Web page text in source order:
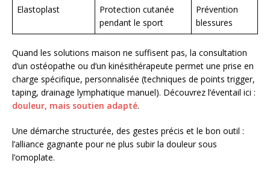
Elastoplast
Protection cutanée
pendant le sport
Prévention
blessures
Quand les solutions maison ne suffisent pas, la consultation
d’un ostéopathe ou d’un kinésithérapeute permet une prise en
charge spécifique, personnalisée (techniques de points trigger,
taping, drainage lymphatique manuel). Découvrez l’éventail ici :
douleur, mais soutien adapté.
Une démarche structurée, des gestes précis et le bon outil :
l’alliance gagnante pour ne plus subir la douleur sous
l’omoplate.